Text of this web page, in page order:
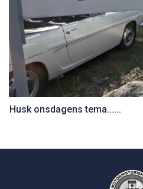
Husk onsdagens tema......